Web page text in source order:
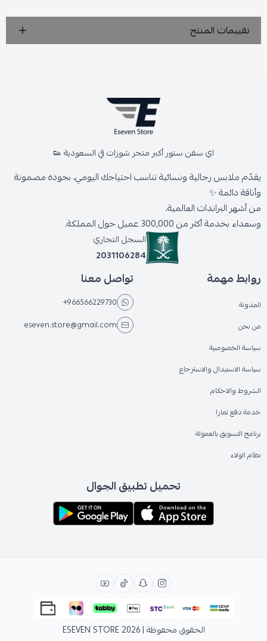
تقييمات المنتج
اي سفن ستور أكبر متجر شوزات في السعودية 👟
يقدّم ملابس رجالية ونسائية تناسب احتياجك اليومي، بجودة مضمونة
وأناقة دائمة ✨
من أشهر البراندات العالمية،
وسعداء بخدمة أكثر من 300,000 عميل حول المملكة.
السجل التجاري
2031106284
روابط مهمة
المدونة
من نحن
سياسة الخصوصية
سياسة الاستبدال والاسترجاع
الشروط والاحكام
خدمة دفع تمارا
برنامج التسويق بالعمولة
نظام الولاء
تواصل معنا
+966566229730
eseven.store@gmail.com
تحميل تطبيق الجوال
الحقوق محفوظة | 2026 ESEVEN STORE